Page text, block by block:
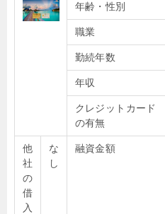
年齢・性別
職業
勤続年数
年収
クレジットカード
の有無
他
社
の
借
入
な
し
融資金額